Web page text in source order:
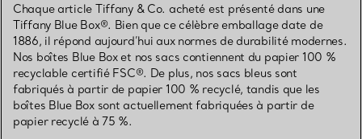
Chaque article Tiffany & Co. acheté est présenté dans une
Tiffany Blue Box®. Bien que ce célèbre emballage date de
1886, il répond aujourd’hui aux normes de durabilité modernes.
Nos boîtes Blue Box et nos sacs contiennent du papier 100 %
recyclable certifié FSC®. De plus, nos sacs bleus sont
fabriqués à partir de papier 100 % recyclé, tandis que les
boîtes Blue Box sont actuellement fabriquées à partir de
papier recyclé à 75 %.